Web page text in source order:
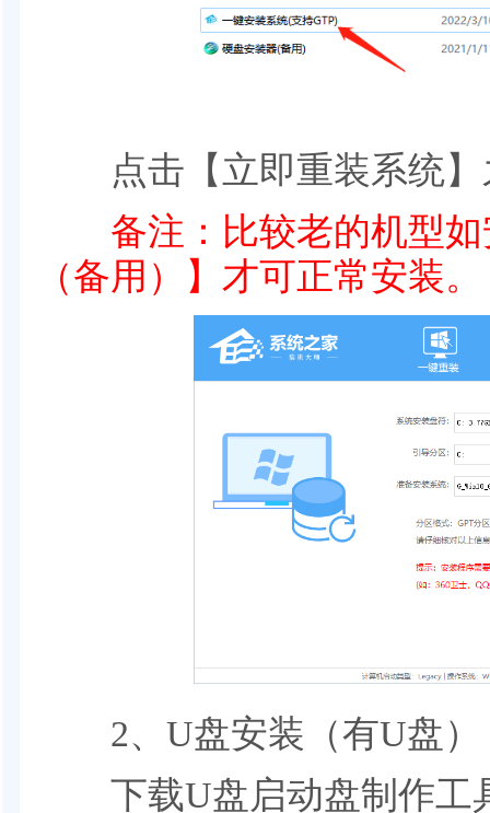
点击【立即重装系统】
备注：比较老的机型如
（备用）】才可正常安装。
2、U盘安装（有U盘）
下载U盘启动盘制作工